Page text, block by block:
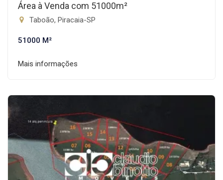
Área à Venda com 51000m²
Taboão, Piracaia-SP
51000 M²
Mais informações